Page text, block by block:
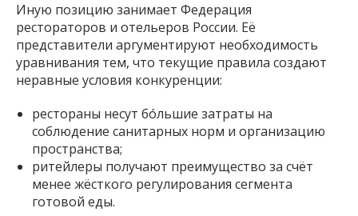
Иную позицию занимает Федерация
рестораторов и отельеров России. Её
представители аргументируют необходимость
уравнивания тем, что текущие правила создают
неравные условия конкуренции:
рестораны несут бóльшие затраты на
соблюдение санитарных норм и организацию
пространства;
ритейлеры получают преимущество за счёт
менее жёсткого регулирования сегмента
готовой еды.